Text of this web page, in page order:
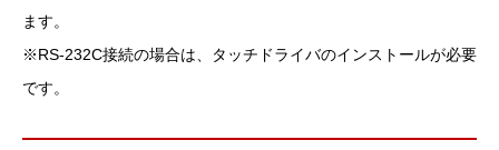
ます。
※RS-232C接続の場合は、タッチドライバのインストールが必要
です。